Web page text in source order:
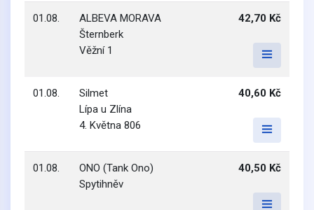
01.08.
ALBEVA MORAVA
Šternberk
Věžní 1
42,70 Kč
01.08.
Silmet
Lípa u Zlína
4. Května 806
40,60 Kč
01.08.
ONO (Tank Ono)
Spytihněv
40,50 Kč